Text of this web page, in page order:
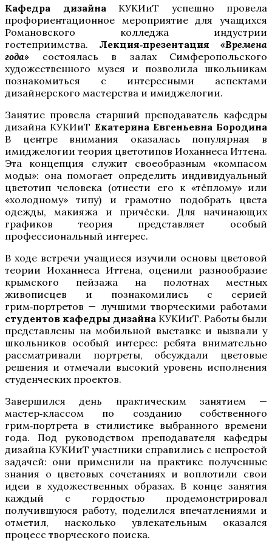
Кафедра дизайна КУКИиТ успешно провела
профориентационное мероприятие для учащихся
Романовского колледжа индустрии
гостеприимства. Лекция‑презентация «Времена
года» состоялась в залах Симферопольского
художественного музея и позволила школьникам
познакомиться с интересными аспектами
дизайнерского мастерства и имиджелогии.
Занятие провела старший преподаватель кафедры
дизайна КУКИиТ Екатерина Евгеньевна Бородина
В центре внимания оказалась популярная в
имиджелогии теория цветотипов Иоханнеса Иттена.
Эта концепция служит своеобразным «компасом
моды»: она помогает определить индивидуальный
цветотип человека (отнести его к «тёплому» или
«холодному» типу) и грамотно подобрать цвета
одежды, макияжа и причёски. Для начинающих
графиков теория представляет особый
профессиональный интерес.
В ходе встречи учащиеся изучили основы цветовой
теории Иоханнеса Иттена, оценили разнообразие
крымского пейзажа на полотнах местных
живописцев и познакомились с серией
грим‑портретов — лучшими творческими работами
студентов кафедры дизайна КУКИиТ. Работы были
представлены на мобильной выставке и вызвали у
школьников особый интерес: ребята внимательно
рассматривали портреты, обсуждали цветовые
решения и отмечали высокий уровень исполнения
студенческих проектов.
Завершился день практическим занятием —
мастер‑классом по созданию собственного
грим‑портрета в стилистике выбранного времени
года. Под руководством преподавателя кафедры
дизайна КУКИиТ участники справились с непростой
задачей: они применили на практике полученные
знания о цветовых сочетаниях и воплотили свои
идеи в художественных образах. В конце занятия
каждый с гордостью продемонстрировал
получившуюся работу, поделился впечатлениями и
отметил, насколько увлекательным оказался
процесс творческого поиска.